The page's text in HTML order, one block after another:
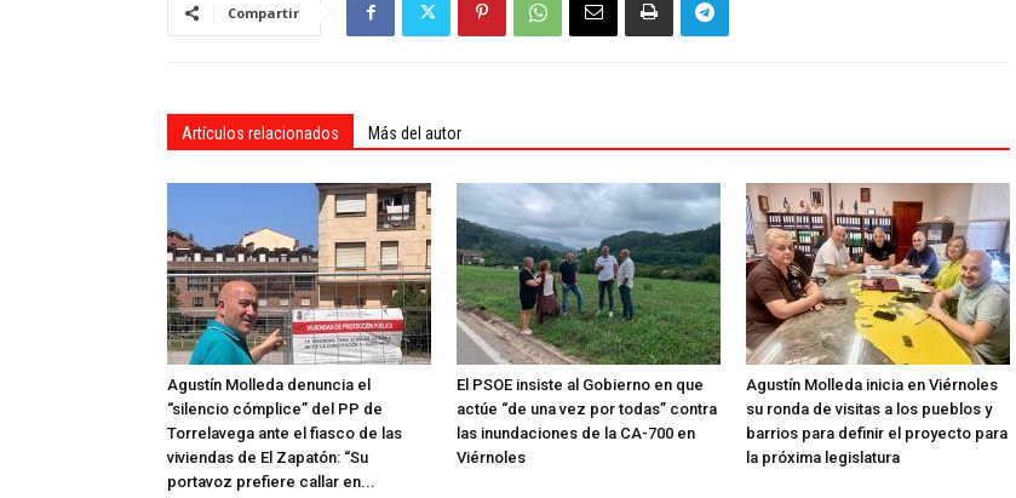
Compartir
Artículos relacionados Más del autor
Agustín Molleda denuncia el
“silencio cómplice” del PP de
Torrelavega ante el fiasco de las
viviendas de El Zapatón: “Su
portavoz prefiere callar en...
El PSOE insiste al Gobierno en que
actúe “de una vez por todas” contra
las inundaciones de la CA-700 en
Viérnoles
Agustín Molleda inicia en Viérnoles
su ronda de visitas a los pueblos y
barrios para definir el proyecto para
la próxima legislatura